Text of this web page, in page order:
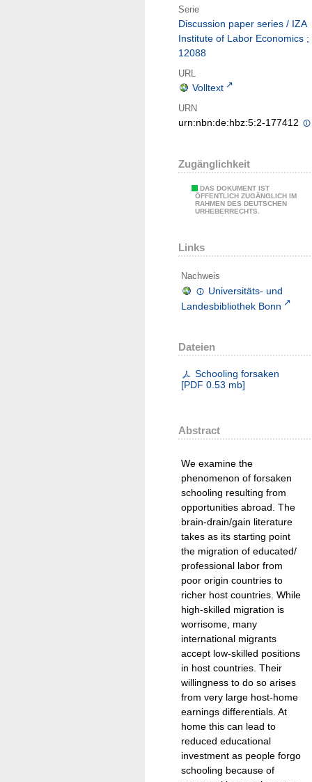
Serie
Discussion paper series / IZA
Institute of Labor Economics ;
12088
URL
Volltext
URN
urn:nbn:de:hbz:5:2-177412
Zugänglichkeit
DAS DOKUMENT IST
ÖFFENTLICH ZUGÄNGLICH IM
RAHMEN DES DEUTSCHEN
URHEBERRECHTS.
Links
Nachweis
Universitäts- und
Landesbibliothek Bonn
Dateien
Schooling forsaken
[PDF 0.53 mb]
Abstract
We examine the
phenomenon of forsaken
schooling resulting from
opportunities abroad. The
brain-drain/gain literature
takes as its starting point
the migration of educated/
professional labor from
poor origin countries to
richer host countries. While
high-skilled migration is
worrisome, many
international migrants
accept low-skilled positions
in host countries. Their
willingness to do so arises
from very large host-home
earnings differentials. At
home this can lead to
reduced educational
investment as people forgo
schooling because of